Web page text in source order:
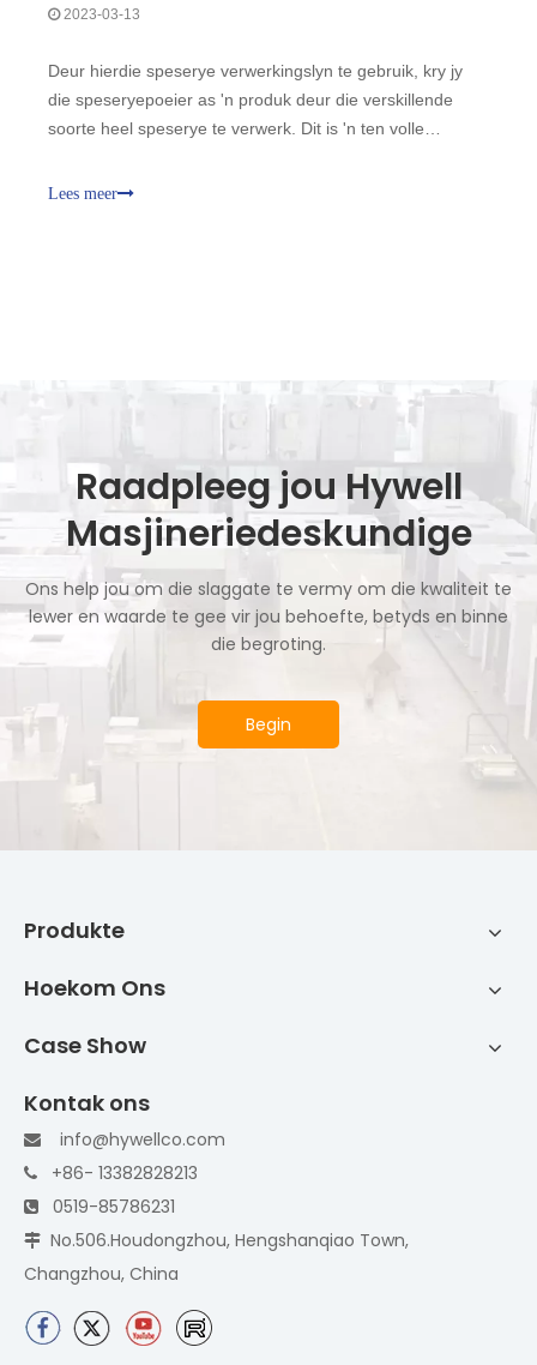
2023-03-13
Deur hierdie speserye verwerkingslyn te gebruik, kry jy
die speseryepoeier as 'n produk deur die verskillende
soorte heel speserye te verwerk. Dit is 'n ten volle
komyn, koljander, knoffelvlokkies, ens. in die bak en die
Lees meer
Raadpleeg jou Hywell
Masjineriedeskundige
Ons help jou om die slaggate te vermy om die kwaliteit te
lewer en waarde te gee vir jou behoefte, betyds en binne
die begroting.
Begin
Produkte
Hoekom Ons
Case Show
Kontak ons
 info@hywellco.com
 +86- 13382828213
 0519-85786231
 No.506.Houdongzhou, Hengshanqiao Town,
Changzhou, China